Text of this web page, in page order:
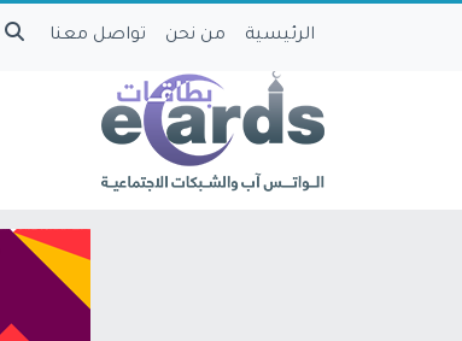
الرئيسية من نحن تواصل معنا